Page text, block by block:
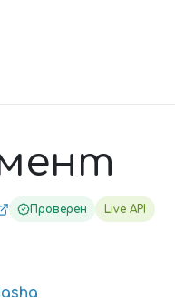
Проверен Live API